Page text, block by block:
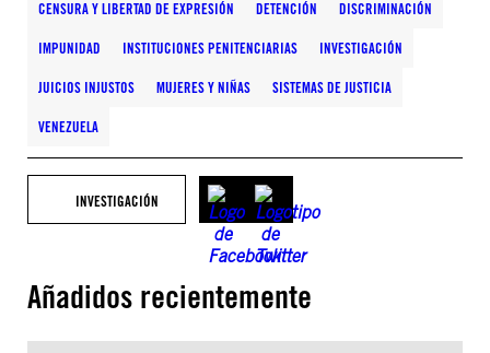
CENSURA Y LIBERTAD DE EXPRESIÓN DETENCIÓN DISCRIMINACIÓN
IMPUNIDAD INSTITUCIONES PENITENCIARIAS INVESTIGACIÓN
JUICIOS INJUSTOS MUJERES Y NIÑAS SISTEMAS DE JUSTICIA
VENEZUELA
INVESTIGACIÓN
Añadidos recientemente